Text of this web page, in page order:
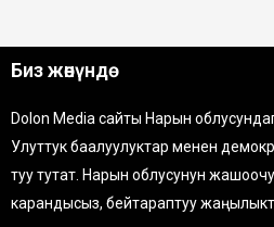
Биз жөнүндө
Dolon Media сайты Нарын
Улуттук баалуулуктар менен
туу тутат. Нарын облусунун
карандысыз, бейтараптуу